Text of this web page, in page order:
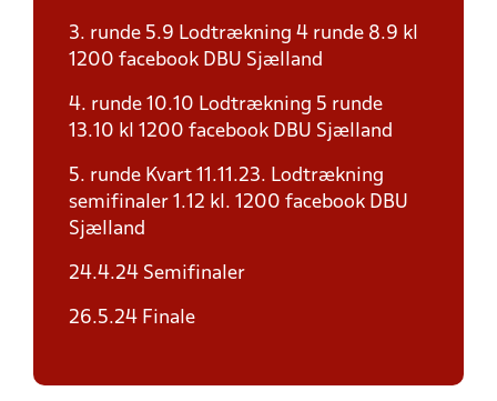
3. runde 5.9 Lodtrækning 4 runde 8.9 kl
1200 facebook DBU Sjælland
4. runde 10.10 Lodtrækning 5 runde
13.10 kl 1200 facebook DBU Sjælland
5. runde Kvart 11.11.23. Lodtrækning
semifinaler 1.12 kl. 1200 facebook DBU
Sjælland
24.4.24 Semifinaler
26.5.24 Finale